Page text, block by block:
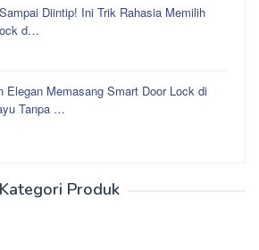
Diintip! Ini Trik Rahasia Memilih
d…
Elegan Memasang Smart Door Lock di
Tanpa …
Kategori Produk